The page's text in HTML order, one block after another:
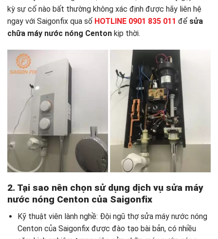
kỳ sự cố nào bất thường không xác định được hãy liên hệ
ngay với Saigonfix qua số HOTLINE 0901 835 011 để sửa
chữa máy nước nóng Centon kịp thời.
2. Tại sao nên chọn sử dụng dịch vụ sửa máy
nước nóng Centon của Saigonfix
Kỹ thuật viên lành nghề: Đội ngũ thợ sửa máy nước nóng
Centon của Saigonfix được đào tạo bài bản, có nhiều